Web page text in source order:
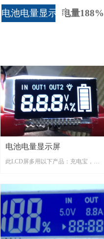
电池电量显示屏电量188%
电池电量显示屏
此LCD屏多用以下产品：充电宝，移
式充电器......